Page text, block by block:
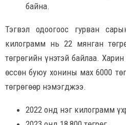
байна.
Тэгвэл одоогоос гурван
килограмм нь 22 мянган
төгрөгийн үнэтэй байлаа.
өссөн буюу хонины мах 6000
төгрөгөөр нэмэгджээ.
2022 онд нэг килограмм